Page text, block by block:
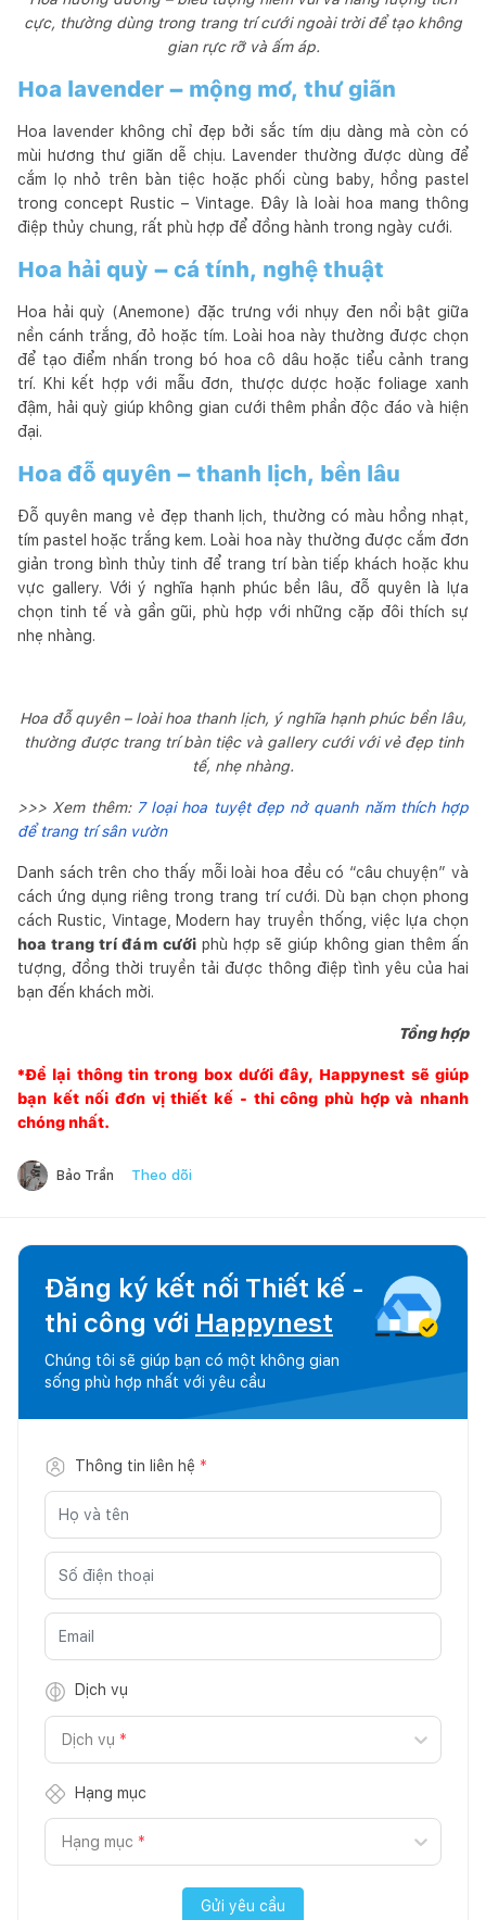
cực, thường dùng trong trang trí cưới ngoài trời để tạo không
gian rực rỡ và ấm áp.
Hoa lavender – mộng mơ, thư giãn
Hoa lavender không chỉ đẹp bởi sắc tím dịu dàng mà còn có
mùi hương thư giãn dễ chịu. Lavender thường được dùng để
cắm lọ nhỏ trên bàn tiệc hoặc phối cùng baby, hồng pastel
trong concept Rustic – Vintage. Đây là loài hoa mang thông
điệp thủy chung, rất phù hợp để đồng hành trong ngày cưới.
Hoa hải quỳ – cá tính, nghệ thuật
Hoa hải quỳ (Anemone) đặc trưng với nhụy đen nổi bật giữa
nền cánh trắng, đỏ hoặc tím. Loài hoa này thường được chọn
để tạo điểm nhấn trong bó hoa cô dâu hoặc tiểu cảnh trang
trí. Khi kết hợp với mẫu đơn, thược dược hoặc foliage xanh
đậm, hải quỳ giúp không gian cưới thêm phần độc đáo và hiện
đại.
Hoa đỗ quyên – thanh lịch, bền lâu
Đỗ quyên mang vẻ đẹp thanh lịch, thường có màu hồng nhạt,
tím pastel hoặc trắng kem. Loài hoa này thường được cắm đơn
giản trong bình thủy tinh để trang trí bàn tiếp khách hoặc khu
vực gallery. Với ý nghĩa hạnh phúc bền lâu, đỗ quyên là lựa
chọn tinh tế và gần gũi, phù hợp với những cặp đôi thích sự
nhẹ nhàng.
Hoa đỗ quyên – loài hoa thanh lịch, ý nghĩa hạnh phúc bền lâu,
thường được trang trí bàn tiệc và gallery cưới với vẻ đẹp tinh
tế, nhẹ nhàng.
>>> Xem thêm: 7 loại hoa tuyệt đẹp nở quanh năm thích hợp
để trang trí sân vườn
Danh sách trên cho thấy mỗi loài hoa đều có “câu chuyện” và
cách ứng dụng riêng trong trang trí cưới. Dù bạn chọn phong
cách Rustic, Vintage, Modern hay truyền thống, việc lựa chọn
hoa trang trí đám cướiphù hợp sẽ giúp không gian thêm ấn
tượng, đồng thời truyền tải được thông điệp tình yêu của hai
bạn đến khách mời.
Tổng hợp
*Để lại thông tin trong box dưới đây, Happynest sẽ giúp
bạn kết nối đơn vị thiết kế - thi công phù hợp và nhanh
chóng nhất.
Bảo Trần Theo dõi
Đăng ký kết nối Thiết kế -
thi công với Happynest
Chúng tôi sẽ giúp bạn có một không gian
sống phù hợp nhất với yêu cầu
Thông tin liên hệ *
Dịch vụ
Dịch vụ *
Hạng mục
Hạng mục *
Gửi yêu cầu